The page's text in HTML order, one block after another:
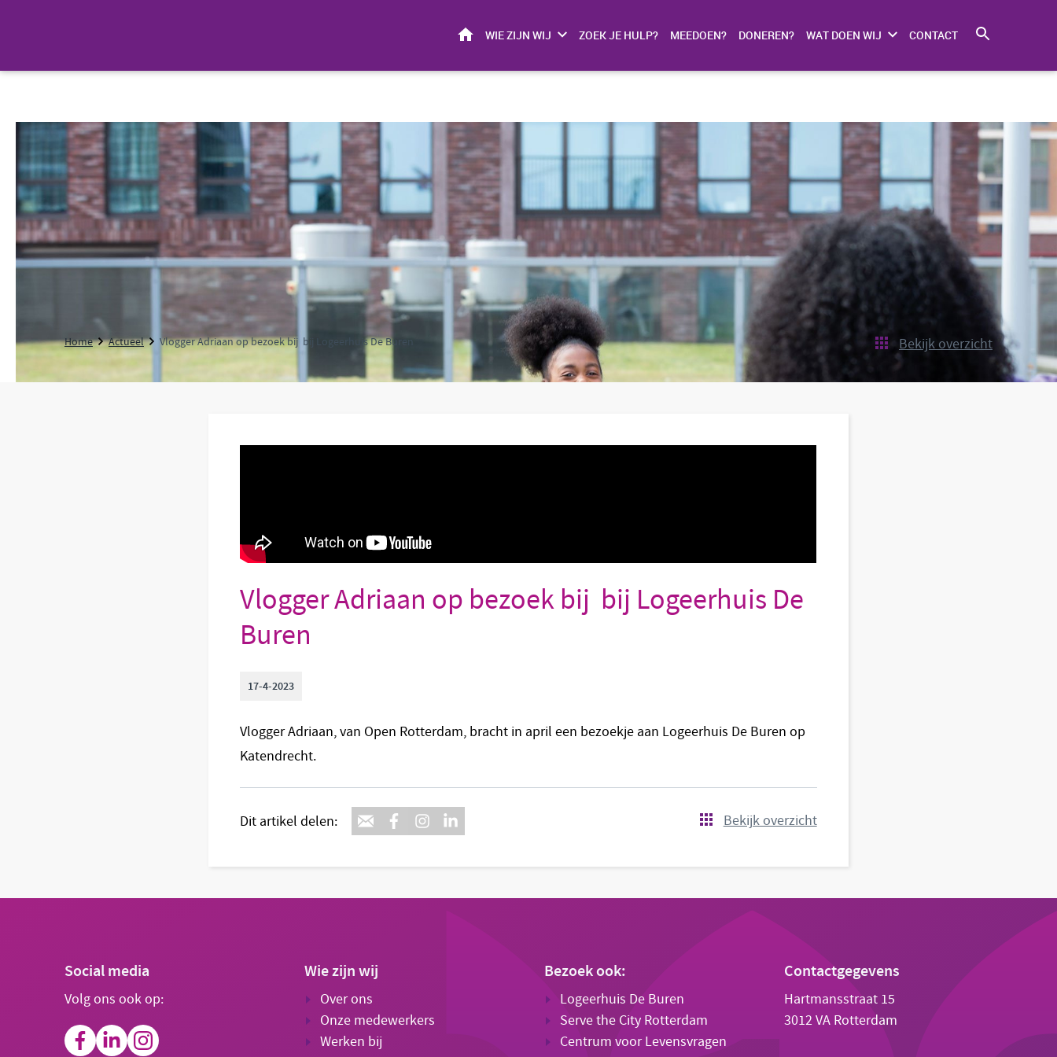
HOMEWIE ZIJN WIJ ZOEK JE HULP? MEEDOEN? DONEREN? WAT DOEN WIJ CONTACT
Home Actueel Vlogger Adriaan op bezoek bij bij Logeerhuis De Buren Bekijk overzicht
Vlogger Adriaan op bezoek bij bij Logeerhuis De
Buren
17-4-2023
Vlogger Adriaan, van Open Rotterdam, bracht in april een bezoekje aan Logeerhuis De Buren op
Katendrecht.
Dit artikel delen: Bekijk overzicht
Social media
Volg ons ook op:
Wie zijn wij
Over ons
Onze medewerkers
Werken bij
Bezoek ook:
Logeerhuis De Buren
Serve the City Rotterdam
Centrum voor Levensvragen
Contactgegevens
Hartmansstraat 15
3012 VA Rotterdam